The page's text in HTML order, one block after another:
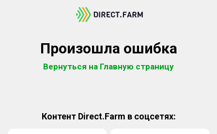
Произошла ошибка
Вернуться на Главную страницу
Контент Direct.Farm в соцсетях: